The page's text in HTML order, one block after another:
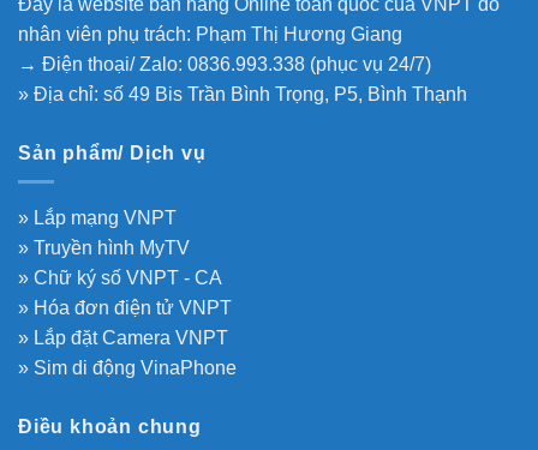
nhân viên phụ trách: Phạm Thị Hương Giang
→ Điện thoại/ Zalo: 0836.993.338 (phục vụ 24/7)
» Địa chỉ: số 49 Bis Trần Bình Trọng, P5, Bình Thạnh
Sản phẩm/ Dịch vụ
» Lắp mạng VNPT
» Truyền hình MyTV
» Chữ ký số VNPT - CA
» Hóa đơn điện tử VNPT
» Lắp đặt Camera VNPT
» Sim di động VinaPhone
Điều khoản chung